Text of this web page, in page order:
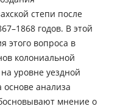
степи после
годов. В этой
этого вопроса в
колониальной
уровне уездной
основе анализа
мнение о